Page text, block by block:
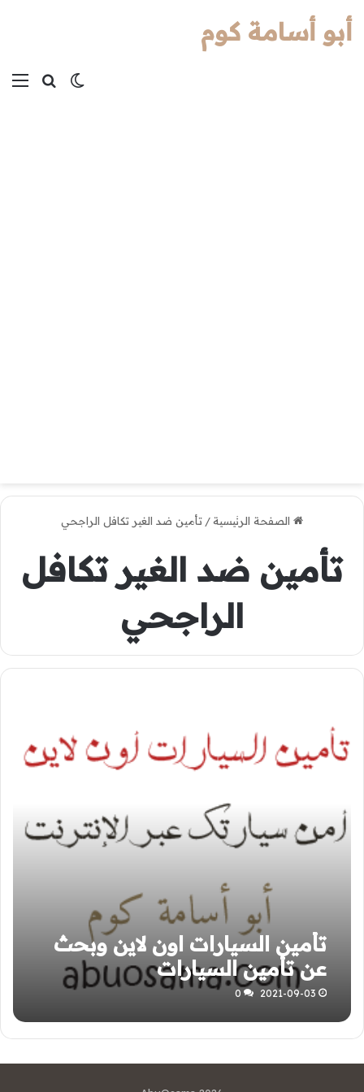
بحثالوضع
أبو أسامة كوم
الصفحة الرئيسية/ تأمين ضد الغير تكافل الراجحي
تأمين ضد الغير تكافل
الراجحي
تأمين السيارات اون لاين وبحث
عن تأمين السيارات
2021-09-03
0